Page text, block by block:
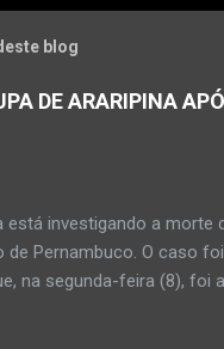
blog
DE ARARIPINA
está investigando a morte
de Pernambuco. O caso
na segunda-feira (8), foi
da PM mostra que,